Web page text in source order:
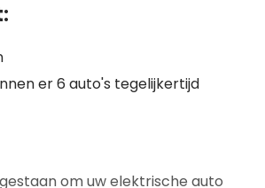
er 6 auto's tegelijkertijd
om uw elektrische auto